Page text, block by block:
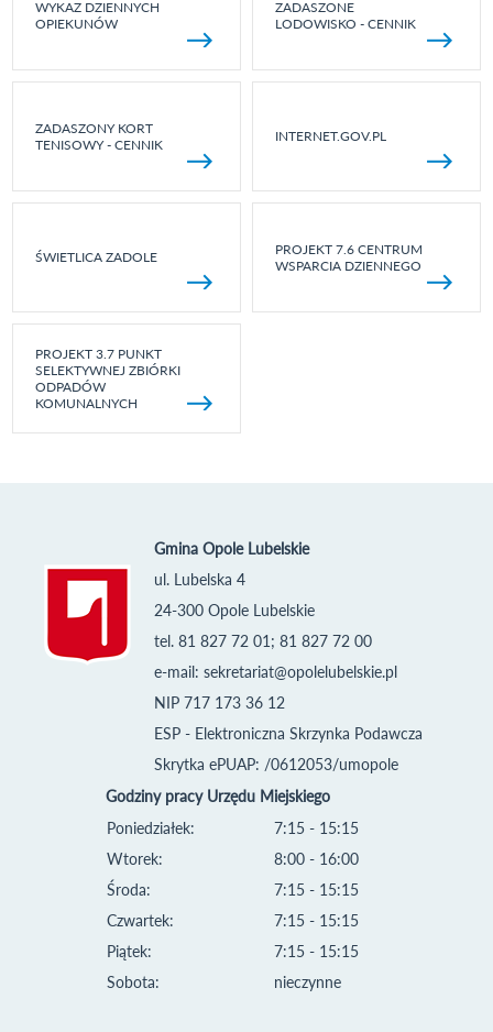
WYKAZ DZIENNYCH
OPIEKUNÓW
ZADASZONE
LODOWISKO - CENNIK
ZADASZONY KORT
TENISOWY - CENNIK
INTERNET.GOV.PL
ŚWIETLICA ZADOLE
PROJEKT 7.6 CENTRUM
WSPARCIA DZIENNEGO
PROJEKT 3.7 PUNKT
SELEKTYWNEJ ZBIÓRKI
ODPADÓW
KOMUNALNYCH
Gmina Opole Lubelskie
ul. Lubelska 4
24-300 Opole Lubelskie
tel. 81 827 72 01; 81 827 72 00
e-mail: sekretariat@opolelubelskie.pl
NIP 717 173 36 12
ESP - Elektroniczna Skrzynka Podawcza
Skrytka ePUAP: /0612053/umopole
Godziny pracy Urzędu Miejskiego
Poniedziałek:
Wtorek:
Środa:
Czwartek:
Piątek:
Sobota:
7:15 - 15:15
8:00 - 16:00
7:15 - 15:15
7:15 - 15:15
7:15 - 15:15
nieczynne